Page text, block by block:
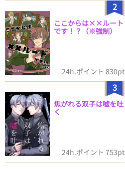
2
ここからは××ルート
です！？（※強制）
24h.ポイント 830pt
3
焦がれる双子は嘘を吐
く
24h.ポイント 753pt